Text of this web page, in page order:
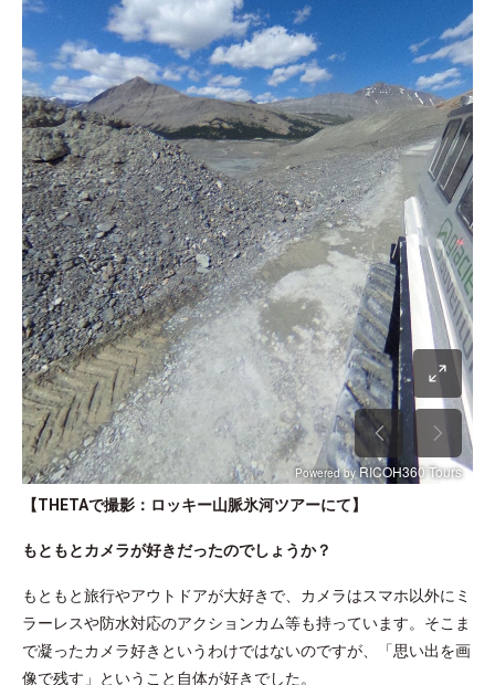
【THETAで撮影：ロッキー山脈氷河ツアーにて】
もともとカメラが好きだったのでしょうか？
もともと旅行やアウトドアが大好きで、カメラはスマホ以外にミ
ラーレスや防水対応のアクションカム等も持っています。そこま
で凝ったカメラ好きというわけではないのですが、「思い出を画
像で残す」ということ自体が好きでした。